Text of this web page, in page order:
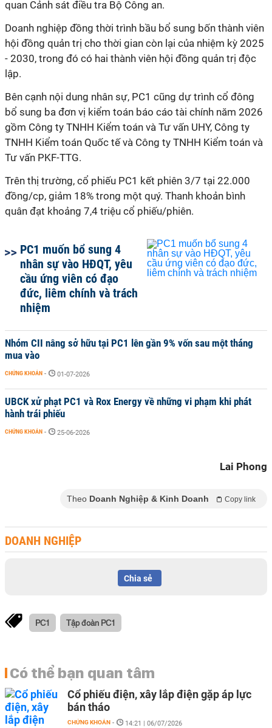
quan Cảnh sát điều tra Bộ Công an.
Doanh nghiệp đồng thời trình bầu bổ sung bốn thành viên
hội đồng quản trị cho thời gian còn lại của nhiệm kỳ 2025
- 2030, trong đó có hai thành viên hội đồng quản trị độc
lập.
Bên cạnh nội dung nhân sự, PC1 cũng dự trình cổ đông
bổ sung ba đơn vị kiểm toán báo cáo tài chính năm 2026
gồm Công ty TNHH Kiểm toán và Tư vấn UHY, Công ty
TNHH Kiểm toán Quốc tế và Công ty TNHH Kiểm toán và
Tư vấn PKF-TTG.
Trên thị trường, cổ phiếu PC1 kết phiên 3/7 tại 22.000
đồng/cp, giảm 18% trong một quý. Thanh khoản bình
quân đạt khoảng 7,4 triệu cổ phiếu/phiên.
PC1 muốn bổ sung 4
nhân sự vào HĐQT, yêu
cầu ứng viên có đạo
đức, liêm chính và trách
nhiệm
Nhóm CII nâng sở hữu tại PC1 lên gần 9% vốn sau một tháng
mua vào
CHỨNG KHOÁN - 01-07-2026
UBCK xử phạt PC1 và Rox Energy về những vi phạm khi phát
hành trái phiếu
CHỨNG KHOÁN - 25-06-2026
Lai Phong
Theo Doanh Nghiệp & Kinh Doanh Copy link
DOANH NGHIỆP
Chia sẻ
PC1 Tập đoàn PC1
Có thể bạn quan tâm
Cổ phiếu điện, xây lắp điện gặp áp lực
bán tháo
CHỨNG KHOÁN - 14:21 | 06/07/2026